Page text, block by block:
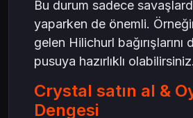
Bu durum sadece
yaparken de önemli.
gelen Hilichurl bağırışlarını
pusuya hazırlıklı olabilirsiniz.
Crystal satın al &
Dengesi